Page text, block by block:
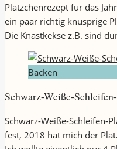
Plätzchenrezept für das
ein paar richtig knusprige
Die Knastkekse z.B. sind
Backen
Schwarz-Weiße-
Schwarz-Weiße-Schleifen-
fest, 2018 hat mich der